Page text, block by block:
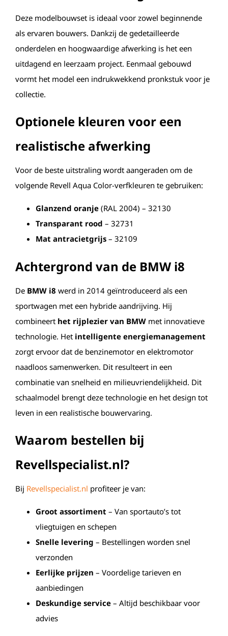
Deze modelbouwset is ideaal voor zowel beginnende
als ervaren bouwers. Dankzij de gedetailleerde
onderdelen en hoogwaardige afwerking is het een
uitdagend en leerzaam project. Eenmaal gebouwd
vormt het model een indrukwekkend pronkstuk voor je
collectie.
Optionele kleuren voor een
realistische afwerking
Voor de beste uitstraling wordt aangeraden om de
volgende Revell Aqua Color-verfkleuren te gebruiken:
Glanzend oranje (RAL 2004) – 32130
Transparant rood – 32731
Mat antracietgrijs – 32109
Achtergrond van de BMW i8
De BMW i8 werd in 2014 geïntroduceerd als een
sportwagen met een hybride aandrijving. Hij
combineert het rijplezier van BMW met innovatieve
technologie. Het intelligente energiemanagement
zorgt ervoor dat de benzinemotor en elektromotor
naadloos samenwerken. Dit resulteert in een
combinatie van snelheid en milieuvriendelijkheid. Dit
schaalmodel brengt deze technologie en het design tot
leven in een realistische bouwervaring.
Waarom bestellen bij
Revellspecialist.nl?
Bij Revellspecialist.nl profiteer je van:
Groot assortiment – Van sportauto’s tot
vliegtuigen en schepen
Snelle levering – Bestellingen worden snel
verzonden
Eerlijke prijzen – Voordelige tarieven en
aanbiedingen
Deskundige service – Altijd beschikbaar voor
advies